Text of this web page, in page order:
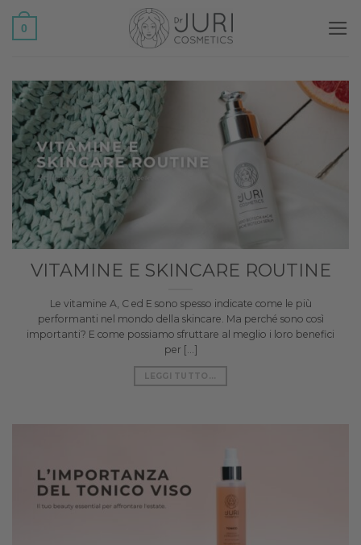
Salta
0
VITAMINE E SKINCARE ROUTINE
Le vitamine A, C ed E sono spesso indicate come le più
performanti nel mondo della skincare. Ma perché sono così
importanti? E come possiamo sfruttare al meglio i loro benefici
per [...]
LEGGI TUTTO...